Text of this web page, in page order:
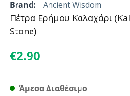
Πέτρα Ερήμου Καλαχάρι
Stone)
Brand: Ancient Wisdom
€2.90
Άμεσα Διαθέσιμο